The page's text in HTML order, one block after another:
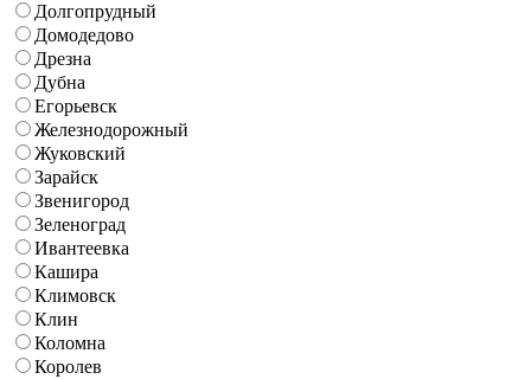
Долгопрудный
Домодедово
Дрезна
Дубна
Егорьевск
Железнодорожный
Жуковский
Зарайск
Звенигород
Зеленоград
Ивантеевка
Кашира
Климовск
Клин
Коломна
Королев